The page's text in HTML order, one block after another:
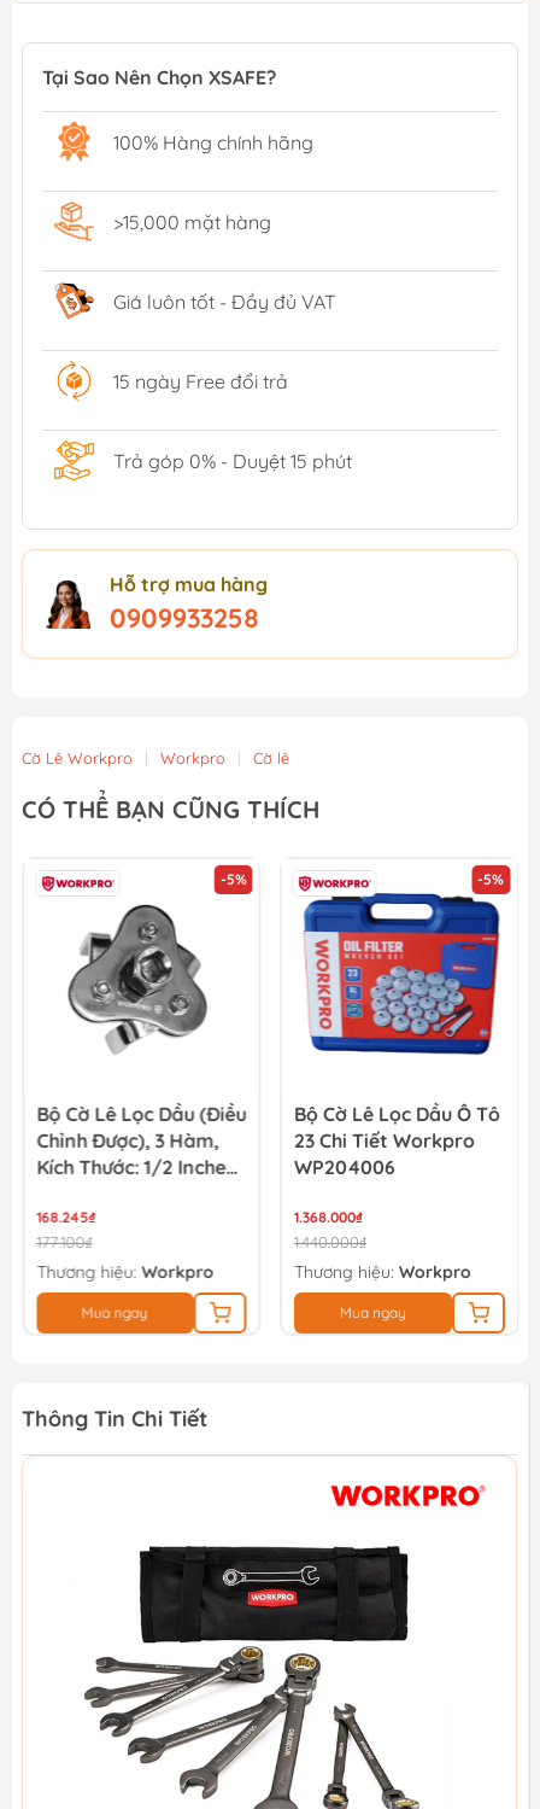
Tại Sao Nên Chọn XSAFE?
100% Hàng chính hãng
>15,000 mặt hàng
Giá luôn tốt - Đầy đủ VAT
15 ngày Free đổi trả
Trả góp 0% - Duyệt 15 phút
Hỗ trợ mua hàng
0909933258
Cờ Lê Workpro | Workpro | Cờ lê
CÓ THỂ BẠN CŨNG THÍCH
-5%
Bộ Cờ Lê Lọc Dầu (điều
Chỉnh Được), 3 Hàm,
Kích Thước: 1/2 Inches,
168.245₫
177.100₫
Thương hiệu: Workpro
Mua ngay
-5%
Bộ Cờ Lê Lọc Dầu Ô Tô
23 Chi Tiết Workpro
WP204006
1.368.000₫
1.440.000₫
Thương hiệu: Workpro
Mua ngay
Thông Tin Chi Tiết